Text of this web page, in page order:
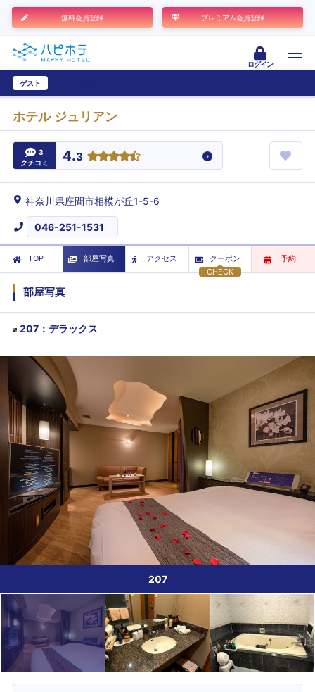
無料会員登録 プレミアム会員登録
ログイン
ゲスト
ホテル ジュリアン
3
クチコミ
4.3
神奈川県座間市相模が丘1-5-6
046-251-1531
TOP 部屋写真
アクセス
CHECK
クーポン 予約
部屋写真
207 ： デラックス
207